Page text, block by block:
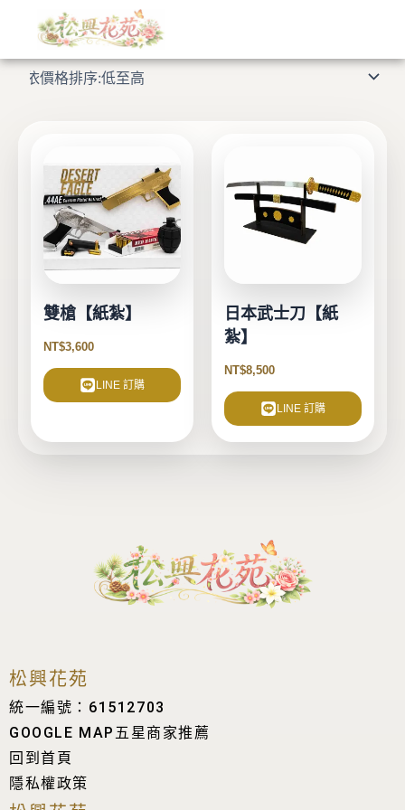
顯示所有 2 筆結果
價
格
排
序：
低
至
雙槍【紙紮】
NT$3,600
LINE 訂購
日本武士刀【紙
紮】
NT$8,500
LINE 訂購
松興花苑
統一編號：61512703
GOOGLE MAP五星商家推薦
回到首頁
隱私權政策